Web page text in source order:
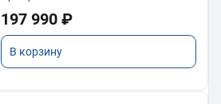
197 990 ₽
В корзину